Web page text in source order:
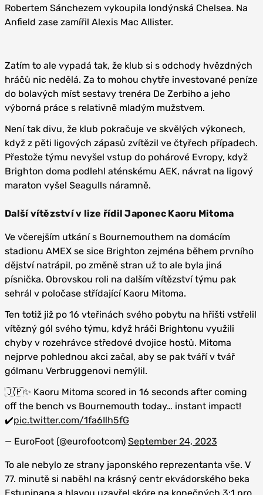
Robertem Sánchezem vykoupila londýnská Chelsea. Na
Anfield zase zamířil Alexis Mac Allister.
Zatím to ale vypadá tak, že klub si s odchody hvězdných
hráčů nic nedělá. Za to mohou chytře investované peníze
do bolavých míst sestavy trenéra De Zerbiho a jeho
výborná práce s relativně mladým mužstvem.
Není tak divu, že klub pokračuje ve skvělých výkonech,
když z pěti ligových zápasů zvítězil ve čtyřech případech.
Přestože týmu nevyšel vstup do pohárové Evropy, když
Brighton doma podlehl aténskému AEK, návrat na ligový
maraton vyšel Seagulls náramně.
Další vítězství v lize řídil Japonec Kaoru Mitoma
Ve včerejším utkání s Bournemouthem na domácím
stadionu AMEX se sice Brighton zejména během prvního
dějství natrápil, po změně stran už to ale byla jiná
písnička. Obrovskou roli na dalším vítězství týmu pak
sehrál v poločase střídající Kaoru Mitoma.
Ten totiž již po 16 vteřinách svého pobytu na hřišti vstřelil
vítězný gól svého týmu, když hráči Brightonu využili
chyby v rozehrávce středové dvojice hostů. Mitoma
nejprve pohlednou akci začal, aby se pak tváří v tvář
gólmanu Verbruggenovi nemýlil.
🇯🇵✨ Kaoru Mitoma scored in 16 seconds after coming
off the bench vs Bournemouth today… instant impact!
✔️pic.twitter.com/1fa6Ilh5fG
— EuroFoot (@eurofootcom) September 24, 2023
To ale nebylo ze strany japonského reprezentanta vše. V
77. minutě si naběhl na krásný centr ekvádorského beka